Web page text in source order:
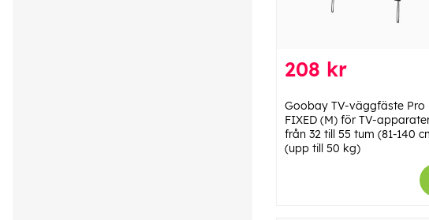
208 kr
Goobay TV-väggfäste Pro
FIXED (M) för TV-
från 32 till 55 tum (81-140
(upp till 50 kg)